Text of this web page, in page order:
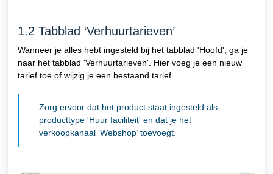
1.2 Tabblad ‘Verhuurtarieven’
Wanneer je alles hebt ingesteld bij het tabblad 'Hoofd', ga je
naar het tabblad 'Verhuurtarieven'. Hier voeg je een nieuw
tarief toe of wijzig je een bestaand tarief.
Zorg ervoor dat het product staat ingesteld als
producttype 'Huur faciliteit' en dat je het
verkoopkanaal ‘Webshop’ toevoegt.